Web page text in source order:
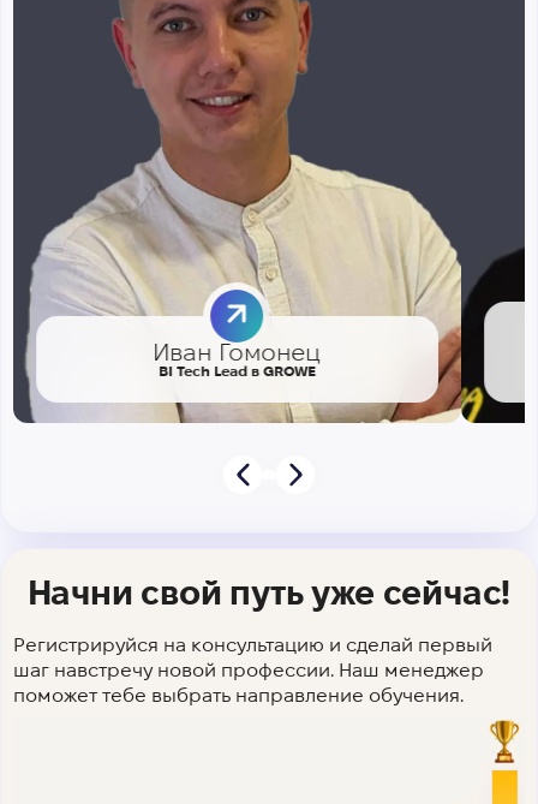
Иван Гомонец
BI Tech Lead в GROWE
Начни свой путь уже сейчас!
Регистрируйся на консультацию и сделай первый
шаг навстречу новой профессии. Наш менеджер
поможет тебе выбрать направление обучения.